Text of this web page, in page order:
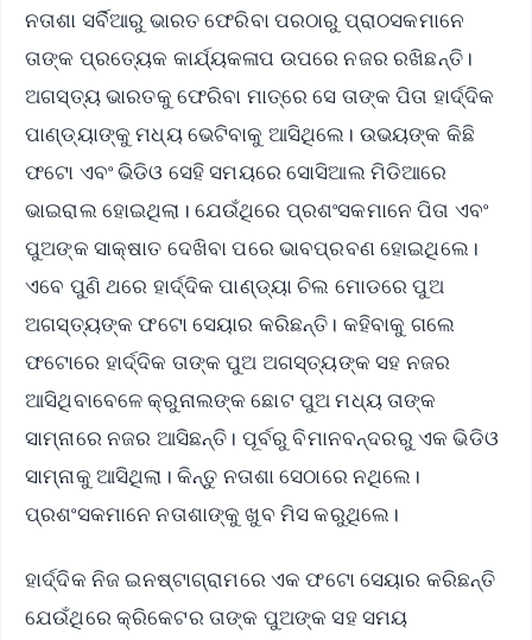
ନତାଶା ସର୍ବିଆରୁ ଭାରତ ଫେରିବା ପରଠାରୁ ପ୍ରାଠସକମାନେ
ତାଙ୍କ ପ୍ରତ୍ୟେକ କାର୍ଯ୍ୟକଳାପ ଉପରେ ନଜର ରଖିଛନ୍ତି।
ଅଗସ୍ତ୍ୟ ଭାରତକୁ ଫେରିବା ମାତ୍ରେ ସେ ତାଙ୍କ ପିତା ହାର୍ଦ୍ଦିକ
ପାଣ୍ଡ୍ୟାଙ୍କୁ ମଧ୍ୟ ଭେଟିବାକୁ ଆସିଥିଲେ। ଉଭୟଙ୍କ କିଛି
ଫଟୋ ଏବଂ ଭିଡିଓ ସେହି ସମୟରେ ସୋସିଆଲ ମିଡିଆରେ
ଭାଇରାଲ ହୋଇଥିଲା। ଯେଉଁଥିରେ ପ୍ରଶଂସକମାନେ ପିତା ଏବଂ
ପୁଅଙ୍କ ସାକ୍ଷାତ ଦେଖିବା ପରେ ଭାବପ୍ରବଣ ହୋଇଥିଲେ।
ଏବେ ପୁଣି ଥରେ ହାର୍ଦ୍ଦିକ ପାଣ୍ଡ୍ୟା ଚିଲ ମୋଡରେ ପୁଅ
ଅଗସ୍ତ୍ୟଙ୍କ ଫଟୋ ସେୟାର କରିଛନ୍ତି। କହିବାକୁ ଗଲେ
ଫଟୋରେ ହାର୍ଦ୍ଦିକ ତାଙ୍କ ପୁଅ ଅଗସ୍ତ୍ୟଙ୍କ ସହ ନଜର
ଆସିଥିବାବେଳେ କ୍ରୁନାଲଙ୍କ ଛୋଟ ପୁଅ ମଧ୍ୟ ତାଙ୍କ
ସାମ୍ନାରେ ନଜର ଆସିଛନ୍ତି। ପୂର୍ବରୁ ବିମାନବନ୍ଦରରୁ ଏକ ଭିଡିଓ
ସାମ୍ନାକୁ ଆସିଥିଲା। କିନ୍ତୁ ନତାଶା ସେଠାରେ ନଥିଲେ।
ପ୍ରଶଂସକମାନେ ନତାଶାଙ୍କୁ ଖୁବ ମିସ କରୁଥିଲେ।
ହାର୍ଦ୍ଦିକ ନିଜ ଇନଷ୍ଟାଗ୍ରାମରେ ଏକ ଫଟୋ ସେୟାର କରିଛନ୍ତି
ଯେଉଁଥିରେ କ୍ରିକେଟର ତାଙ୍କ ପୁଅଙ୍କ ସହ ସମୟ